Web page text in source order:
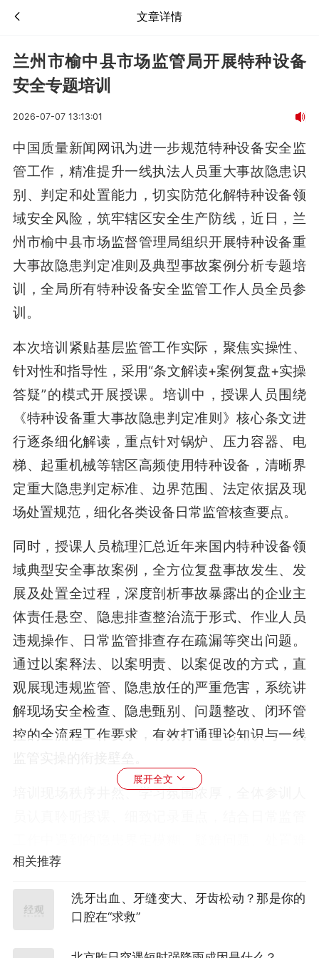
文章详情
兰州市榆中县市场监管局开展特种设备
安全专题培训
2026-07-07 13:13:01
中国质量新闻网讯为进一步规范特种设备安全监
管工作，精准提升一线执法人员重大事故隐患识
别、判定和处置能力，切实防范化解特种设备领
域安全风险，筑牢辖区安全生产防线，近日， 兰
州市榆中县市场监督管理局组织开展特种设备重
大事故隐患判定准则及典型事故案例分析专题培
训，全局所有特种设备安全监管工作人员全员参
训。
本次培训紧贴基层监管工作实际，聚焦实操性、
针对性和指导性，采用“条文解读+案例复盘+实操
答疑”的模式开展授课。培训中，授课人员围绕
《特种设备重大事故隐患判定准则》核心条文进
行逐条细化解读，重点针对锅炉、压力容器、电
梯、起重机械等辖区高频使用特种设备，清晰界
定重大隐患判定标准、边界范围、法定依据及现
场处置规范，细化各类设备日常监管核查要点。
同时，授课人员梳理汇总近年来国内特种设备领
域典型安全事故案例，全方位复盘事故发生、发
展及处置全过程，深度剖析事故暴露出的企业主
体责任悬空、隐患排查整治流于形式、作业人员
违规操作、日常监管排查存在疏漏等突出问题。
通过以案释法、以案明责、以案促改的方式，直
观展现违规监管、隐患放任的严重危害，系统讲
解现场安全检查、隐患甄别、问题整改、闭环管
控的全流程工作要求，有效打通理论知识与一线
培训现场秩序井然、学习氛围浓厚，全体参训人
点开展深入交流研讨，相互借鉴工作经验、梳理
工作短板、厘清执法误区，有效补齐了业务知识
短板，进一步夯实了特种设备安全监管理论和实
操基础。
展开全文
相关推荐
洗牙出血、牙缝变大、牙齿松动？那是你的
口腔在“求救”